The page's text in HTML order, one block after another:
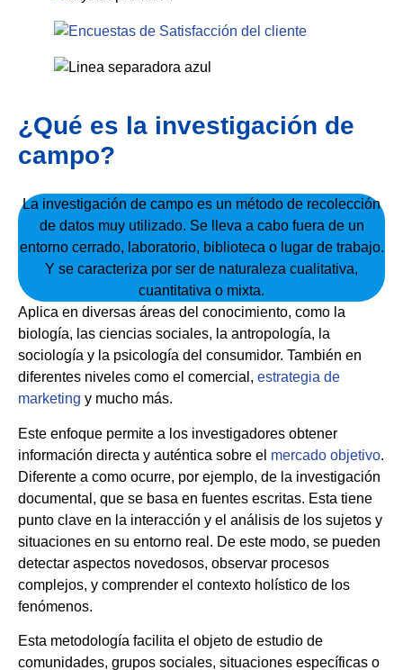
¿Qué es la investigación de
campo?
La investigación de campo es un método de recolección
de datos muy utilizado. Se lleva a cabo fuera de un
entorno cerrado, laboratorio, biblioteca o lugar de trabajo.
Y se caracteriza por ser de naturaleza cualitativa,
cuantitativa o mixta.
Aplica en diversas áreas del conocimiento, como la
biología, las ciencias sociales, la antropología, la
sociología y la psicología del consumidor. También en
diferentes niveles como el comercial, estrategia de
marketing y mucho más.
Este enfoque permite a los investigadores obtener
información directa y auténtica sobre el mercado objetivo.
Diferente a como ocurre, por ejemplo, de la investigación
documental, que se basa en fuentes escritas. Esta tiene
punto clave en la interacción y el análisis de los sujetos y
situaciones en su entorno real. De este modo, se pueden
detectar aspectos novedosos, observar procesos
complejos, y comprender el contexto holístico de los
fenómenos.
Esta metodología facilita el objeto de estudio de
comunidades, grupos sociales, situaciones específicas o